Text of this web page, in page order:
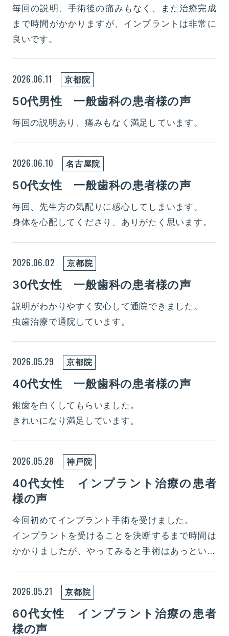
毎回の説明、手術後の痛みもなく、また治療完成
まで時間がかかりますが、インプラントは非常に
良いです。
2026.06.11 京都院
50代男性 一般歯科の患者様の声
毎回の説明あり、痛みもなく満足しています。
2026.06.10 名古屋院
50代女性 一般歯科の患者様の声
毎回、先生方の気配りに感心してしまいます。
身体を心配してくださり、ありがたく思います。
2026.06.02 京都院
30代女性 一般歯科の患者様の声
説明がわかりやすく安心して通院できました。
虫歯治療で通院しています。
2026.05.29 京都院
40代女性 一般歯科の患者様の声
銀歯を白くしてもらいました。
きれいになり満足しています。
2026.05.28 神戸院
40代女性 インプラント治療の患者
様の声
今回初めてインプラント手術を受けました。
インプラントを受けることを決断するまで時間は
かかりましたが、やってみると手術はあっという
ありがとうございました。
2026.05.21 京都院
60代女性 インプラント治療の患者
様の声